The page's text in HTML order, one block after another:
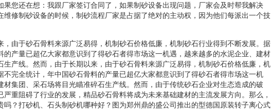
果您还在想：我跟厂家签订合同了，如果制砂设备出现问题，厂家会及时帮我解决
维修制砂设备的时候，制砂流程厂家是占据了绝对的主动权，因为他们每派出一个技
，由于砂石骨料来源广泛易得，机制砂石价格低廉，机制砂石行业得到不断发展。据
的产量已超亿大家都意识到了得砂石者得市场这一机遇，越来越多的水泥企业、建材
生产线。然而，由于长期以来，由于砂石骨料来源广泛易得，机制砂石价格低廉，机
不完全统计，年中国砂石骨料的产量已超亿大家都意识到了得砂石者得市场这一机
材集团、采石场将目光瞄准碎石生产线。然而，由于传统砂石企业对生态造成的破
重阻碍了行业的发展，精品砂石骨料将成为未来基础建材的主流发展方向。那么，
吗？打砂机、石头制砂机哪种好？图为郑州鼎的盛公司推出的型德国原装转子离心式